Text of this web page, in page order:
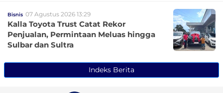
Bisnis 07 Agustus 2026 13:29
Kalla Toyota Trust Catat Rekor
Penjualan, Permintaan Meluas hingga
Sulbar dan Sultra
Indeks Berita